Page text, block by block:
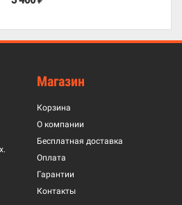
Магазин
Корзина
О компании
Бесплатная доставка
Оплата
Гарантии
Контакты